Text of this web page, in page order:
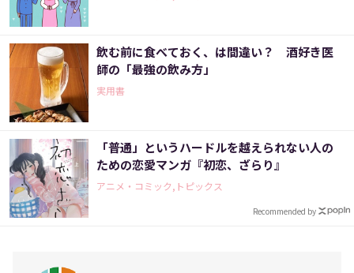
飲む前に食べておく、は間違い？ 酒好き医
師の「最強の飲み方」
実用書
「普通」というハードルを越えられない人の
ための恋愛マンガ『初恋、ざらり』
アニメ・コミック,トピックス
Recommended by